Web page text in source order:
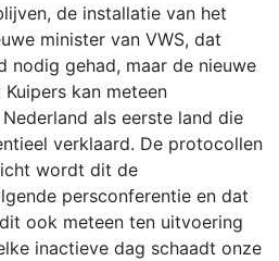
de installatie van het
minister van VWS, dat
nodig gehad, maar de nieuwe
kan meteen
als eerste land die
verklaard. De protocollen
wordt dit de
persconferentie en dat
ook meteen ten uitvoering
inactieve dag schaadt onze